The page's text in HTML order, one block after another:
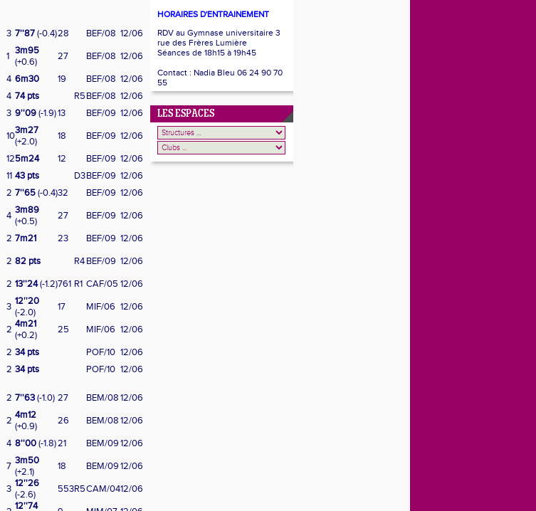
3 7''87(-0.4)28 BEF/08 12/06
1 3m95
(+0.6)
27 BEF/08 12/06
4 6m30 19 BEF/08 12/06
4 74 pts R5BEF/08 12/06
3 9''09(-1.9)13 BEF/09 12/06
103m27
(+2.0)
18 BEF/09 12/06
125m24 12 BEF/09 12/06
11 43 pts D3BEF/09 12/06
2 7''65(-0.4)32 BEF/09 12/06
4 3m89
(+0.5)
27 BEF/09 12/06
2 7m21 23 BEF/09 12/06
2 82 pts R4BEF/09 12/06
2 13''24(-1.2)761 R1 CAF/05 12/06
3 12''20
(-2.0)
17 MIF/06 12/06
2 4m21
(+0.2)
25 MIF/06 12/06
2 34 pts POF/10 12/06
2 34 pts POF/10 12/06
2 7''63(-1.0) 27 BEM/0812/06
2 4m12
(+0.9)
26 BEM/0812/06
4 8''00(-1.8)21 BEM/0912/06
7 3m50
(+2.1)
18 BEM/0912/06
3 12''26
(-2.6)
553R5CAM/0412/06
12''74
HORAIRES D'ENTRAINEMENT
RDV au Gymnase universitaire 3
rue des Frères Lumière
Séances de 18h15 à 19h45
Contact : Nadia Bleu 06 24 90 70
55
LES ESPACES